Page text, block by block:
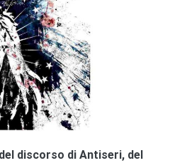
discorso di Antiseri, del